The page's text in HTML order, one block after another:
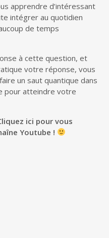
apprendre d’intéressant
intégrer au quotidien
de temps
à cette question, et
votre réponse, vous
un saut quantique dans
pour atteindre votre
ici pour vous
Youtube !